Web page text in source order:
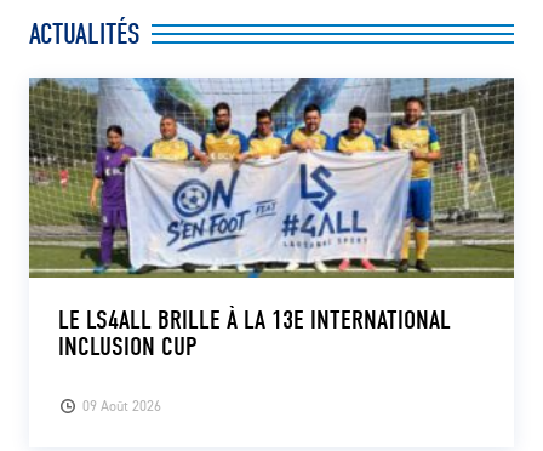
ACTUALITÉS
09 Août 2026
LE LS4ALL BRILLE À LA 13E INTERNATIONAL
INCLUSION CUP